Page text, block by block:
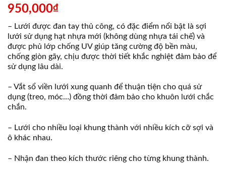
950,000₫
– Lưới được đan tay thủ công, có đặc điểm nổi bật là sợi
lưới sử dụng hạt nhựa mới (không dùng nhựa tái chế) và
được phủ lớp chống UV giúp tăng cường độ bền màu,
chống giòn gãy, chịu được thời tiết khắc nghiệt đảm bảo để
sử dụng lâu dài.
– Vắt sổ viền lưới xung quanh để thuận tiện cho quá sử
dụng (treo, móc…) đồng thời đảm bảo cho khuôn lưới chắc
chắn.
– Lưới cho nhiều loại khung thành với nhiều kích cỡ sợi và
ô khác nhau.
– Nhận đan theo kích thước riêng cho từng khung thành.